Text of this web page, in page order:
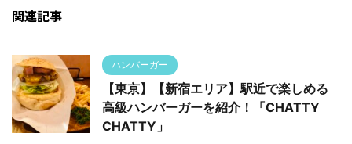
関連記事
ハンバーガー
【東京】【新宿エリア】駅近で楽しめる
高級ハンバーガーを紹介！「CHATTY
CHATTY」